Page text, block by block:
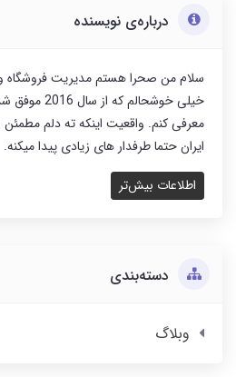
درباره‌ی نویسنده
سلام من صحرا هستم مدیریت فروشگاه
خیلی خوشحالم
معرفی کنم. واقعیت اینکه ته دلم مطمئن
ایران حتما طرفدار های زیادی پیدا میکنه.
اطلاعات بیش‌تر
دسته‌بندی
وبلاگ